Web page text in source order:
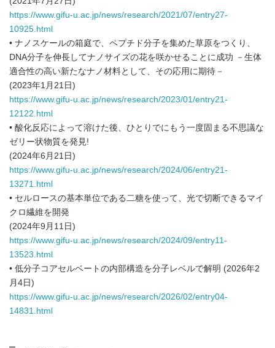
https://www.gifu-u.ac.jp/news/research/2021/07/entry27-
10925.html
• ナノスケールの箱庭で、ペプチド分子を集めた草原をつくり、
DNA分子を伸長してナノサイズの花を咲かせることに成功 －生体
適合性の高い新たなナノ材料として、その応用に期待－
(2023年1月21日)
https://www.gifu-u.ac.jp/news/research/2023/01/entry21-
12122.html
• 酸化反応によって溶けた後、ひとりでにもう一度固まる不思議な
ゼリー状物質を発見!
(2024年6月21日)
https://www.gifu-u.ac.jp/news/research/2024/06/entry21-
13271.html
• セルロースの基本単位である二糖を使って、光で切断できるマイ
クロ繊維を開発
(2024年9月11日)
https://www.gifu-u.ac.jp/news/research/2024/09/entry11-
13523.html
• 低分子コアセルベートの内部構造を分子レベルで解明 (2026年2
月4日)
https://www.gifu-u.ac.jp/news/research/2026/02/entry04-
14831.html